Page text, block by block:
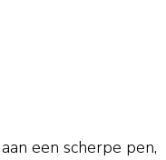
een scherpe pen,